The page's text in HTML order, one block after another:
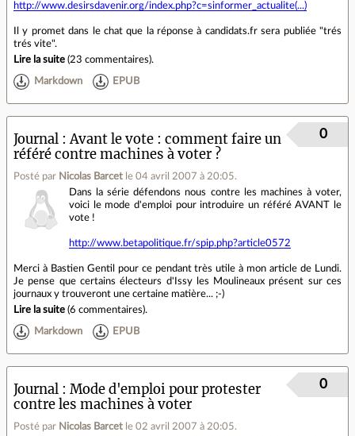
http://www.desirsdavenir.org/index.php?c=sinformer_actualite(...)
Il y promet dans le chat que la réponse à candidats.fr sera publiée "trés
trés vite".
Lire la suite (23 commentaires).
Markdown EPUB
Journal
Avant le vote : comment faire un
référé contre machines à voter ?
Posté par Nicolas Barcet le 04 avril 2007 à 20:05.
0
Dans la série défendons nous contre les machines à voter,
voici le mode d'emploi pour introduire un référé AVANT le
vote !
http://www.betapolitique.fr/spip.php?article0572
Merci à Bastien Gentil pour ce pendant très utile à mon article de Lundi.
Je pense que certains électeurs d'Issy les Moulineaux présent sur ces
journaux y trouveront une certaine matière... ;-)
Lire la suite (6 commentaires).
Markdown EPUB
Journal
Mode d'emploi pour protester
contre les machines à voter
Posté par Nicolas Barcet le 02 avril 2007 à 20:05.
0